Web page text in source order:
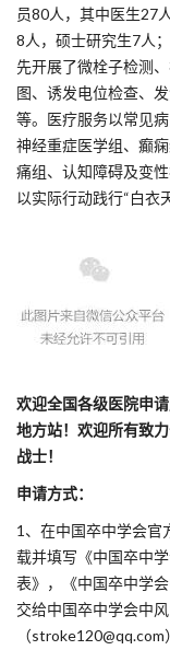
员80人，其中医生27
8人，硕士研究生7人
先开展了微栓子检测
图、诱发电位检查、
等。医疗服务以常见
神经重症医学组、癫
痛组、认知障碍及变
以实际行动践行“白衣
欢迎全国各级医院申
地方站！欢迎所有致
战士！
申请方式：
1、在中国卒中学会官
载并填写《中国卒中
表》，《中国卒中学
交给中国卒中学会中
（